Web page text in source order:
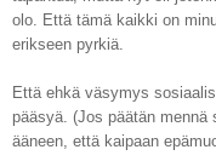
olo. Että tämä kaikki on
erikseen pyrkiä.
Että ehkä väsymys
pääsyä. (Jos päätän mennä
ääneen, että kaipaan